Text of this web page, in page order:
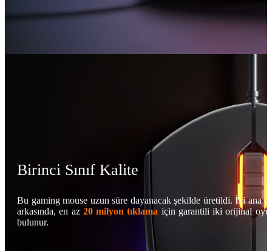
Birinci Sınıf Kalite
Bu gaming mouse uzun süre dayanacak şekilde üretildi. İki ana
arkasında, en az 20 milyon tıklama için garantili iki orijinal
bulunur.